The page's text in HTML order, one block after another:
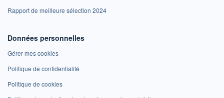
Rapport de meilleure sélection 2024
Données personnelles
Gérer mes cookies
Politique de confidentialité
Politique de cookies